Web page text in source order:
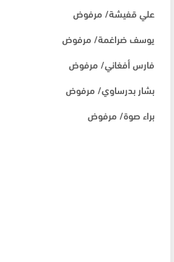
علي قفيشة/ مرفوض
يوسف ضراغمة/ مرفوض
فارس أفغاني/ مرفوض
بشار بدرساوي/ مرفوض
براء صوة/ مرفوض